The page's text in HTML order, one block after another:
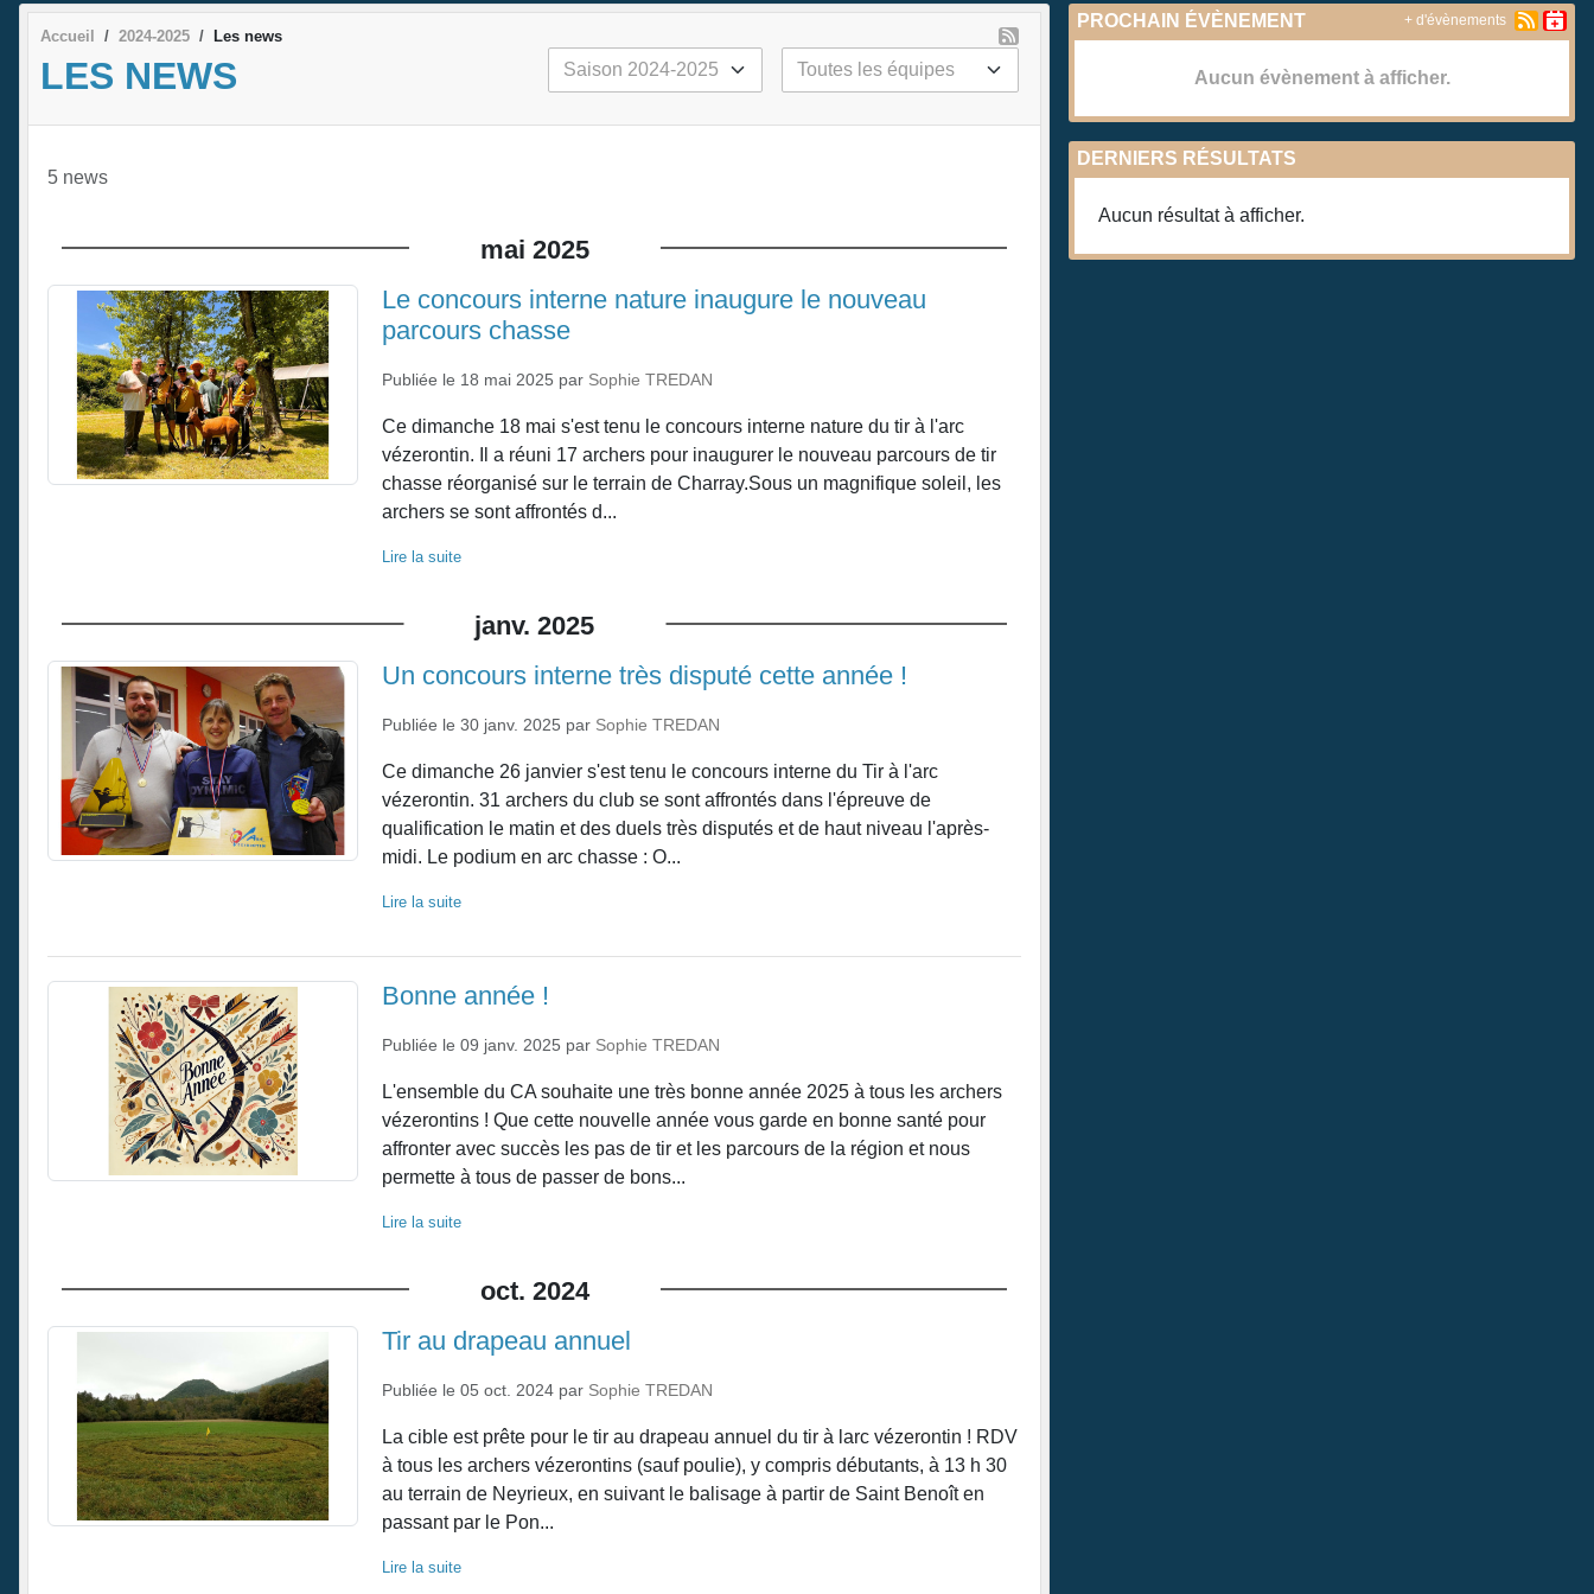
Accueil 2024-2025 Les news
LES NEWS
5 news
mai 2025
Le concours interne nature inaugure le nouveau
parcours chasse
Publiée le 18 mai 2025 par Sophie TREDAN
Ce dimanche 18 mai s'est tenu le concours interne nature du tir à l'arc
vézerontin. Il a réuni 17 archers pour inaugurer le nouveau parcours de tir
chasse réorganisé sur le terrain de Charray.Sous un magnifique soleil, les
archers se sont affrontés d...
Lire la suite
janv. 2025
Un concours interne très disputé cette année !
Publiée le 30 janv. 2025 par Sophie TREDAN
Ce dimanche 26 janvier s'est tenu le concours interne du Tir à l'arc
vézerontin. 31 archers du club se sont affrontés dans l'épreuve de
qualification le matin et des duels très disputés et de haut niveau l'après-
midi. Le podium en arc chasse : O...
Lire la suite
Bonne année !
Publiée le 09 janv. 2025 par Sophie TREDAN
L'ensemble du CA souhaite une très bonne année 2025 à tous les archers
vézerontins ! Que cette nouvelle année vous garde en bonne santé pour
affronter avec succès les pas de tir et les parcours de la région et nous
permette à tous de passer de bons...
Lire la suite
oct. 2024
Tir au drapeau annuel
Publiée le 05 oct. 2024par Sophie TREDAN
La cible est prête pour le tir au drapeau annuel du tir à larc vézerontin ! RDV
à tous les archers vézerontins (sauf poulie), y compris débutants, à 13 h 30
au terrain de Neyrieux, en suivant le balisage à partir de Saint Benoît en
passant par le Pon...
Lire la suite
PROCHAIN ÉVÈNEMENT
Aucun évènement à afficher.
+ d'évènements
DERNIERS RÉSULTATS
Aucun résultat à afficher.